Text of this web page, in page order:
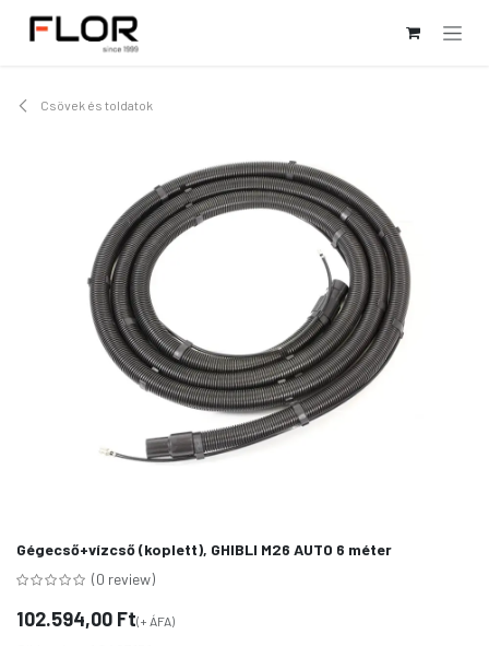
Csövek és toldatok
Gégecső+vízcső (koplett), GHIBLI M26 AUTO 6 méter
(0 review)
102.594,00 Ft(+ ÁFA)